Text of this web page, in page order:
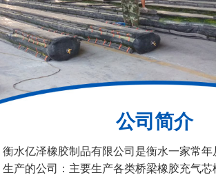
200*25米圆形桥梁气囊 390*14米
公司简介
衡水亿泽橡胶制品有限公司是衡水一家常
生产的公司：主要生产各类桥梁橡胶充气芯